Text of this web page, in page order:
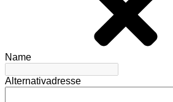
Name
Alternativadresse